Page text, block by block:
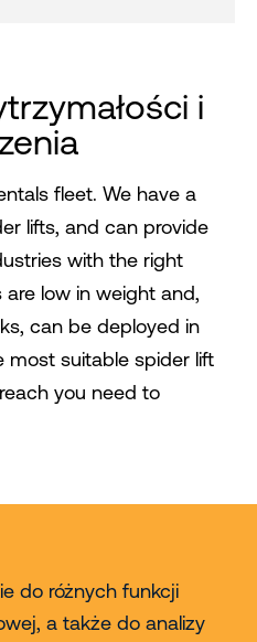
do różnych funkcji
a także do analizy
i
fleet. We have a
lifts, and can provide
with the right
low in weight and,
can be deployed in
most suitable spider lift
you need to